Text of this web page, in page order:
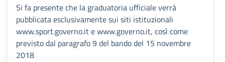
Si fa presente che la graduatoria ufficiale verrà
pubblicata esclusivamente sui siti istituzionali
www.sport.governo.it e www.governo.it, così come
previsto dal paragrafo 9 del bando del 15 novembre
2018